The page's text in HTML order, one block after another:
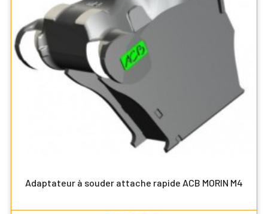
Adaptateur à souder attache rapide ACB MORIN M4